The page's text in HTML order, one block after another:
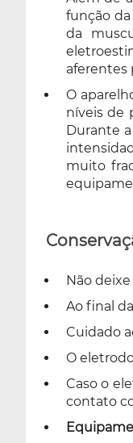
função
da
aferentes
O
níveis de
Durante
muito
Não
Ao final
Cuidado
O
Caso o
contato